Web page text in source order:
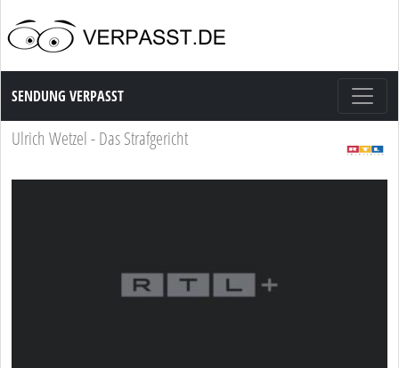
Sendung Verpasst
SENDUNG VERPASST
Ulrich Wetzel - Das Strafgericht